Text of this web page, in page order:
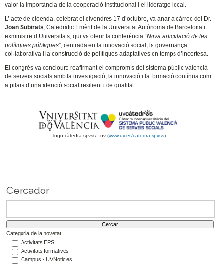
valor la importància de la cooperació institucional i el lideratge local.
L’ acte de cloenda, celebrat el divendres 17 d’octubre, va anar a càrrec del Dr.
Joan Subirats , Catedràtic Emèrit de la Universitat Autònoma de Barcelona i
exministre d’Universitats, qui va oferir la conferència “Nova articulació de les
polítiques públiques”, centrada en la innovació social, la governança
col·laborativa i la construcció de polítiques adaptatives en temps d’incertesa.
El congrés va concloure reafirmant el compromís del sistema públic valencià
de serveis socials amb la investigació, la innovació i la formació contínua com
a pilars d’una atenció social resilient i de qualitat.
logo càtedra spvss - uv (www.uv.es/catedra-spvss)
Cercador
Categoria de la novetat:
Activitats EPS
Activitats formatives
Campus - UVNoticies